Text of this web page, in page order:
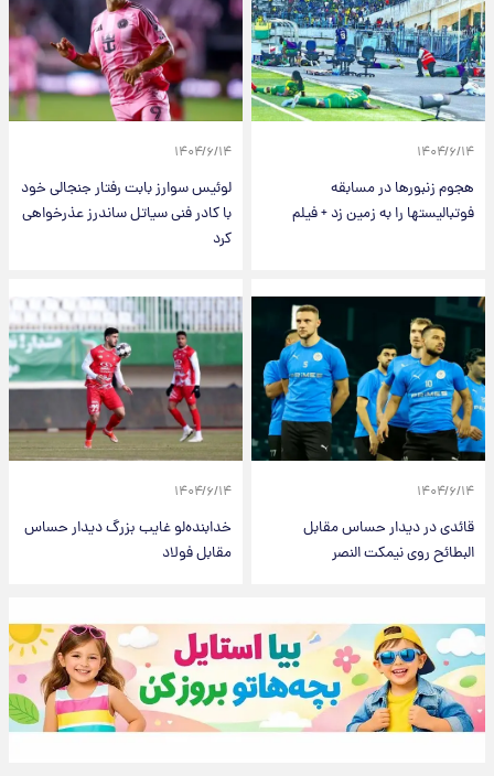
۱۴۰۴/۶/۱۴
هجوم زنبورها در مسابقه
فوتبالیستها را به زمین زد + فیلم
۱۴۰۴/۶/۱۴
لوئیس سوارز بابت رفتار جنجالی خود
با کادر فنی سیاتل ساندرز عذرخواهی
کرد
۱۴۰۴/۶/۱۴
قائدی در دیدار حساس مقابل
البطائح روی نیمکت النصر
۱۴۰۴/۶/۱۴
خدابنده‌لو غایب بزرگ دیدار حساس
مقابل فولاد